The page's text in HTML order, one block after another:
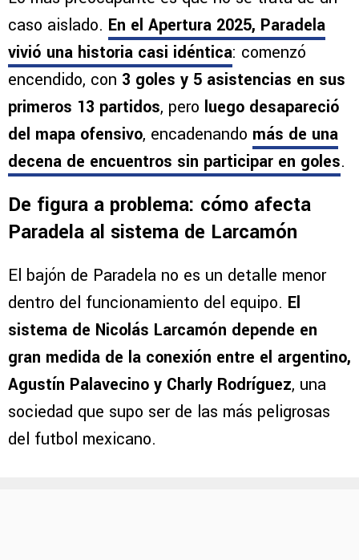
caso aislado. En el Apertura 2025, Paradela
vivió una historia casi idéntica: comenzó
encendido, con 3 goles y 5 asistencias en sus
primeros 13 partidos, pero luego desapareció
del mapa ofensivo, encadenando más de una
decena de encuentros sin participar en goles.
De figura a problema: cómo afecta
Paradela al sistema de Larcamón
El bajón de Paradela no es un detalle menor
dentro del funcionamiento del equipo. El
sistema de Nicolás Larcamón depende en
gran medida de la conexión entre el argentino,
Agustín Palavecino y Charly Rodríguez, una
sociedad que supo ser de las más peligrosas
del futbol mexicano.